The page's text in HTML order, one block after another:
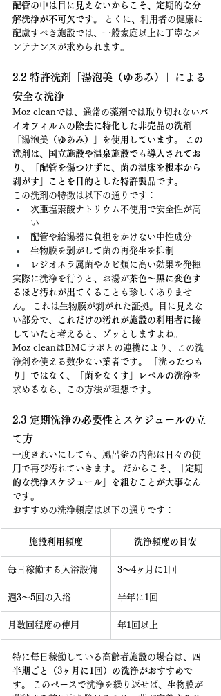
配管の中は目に見えないからこそ、定期的な分
解洗浄が不可欠です。
とくに、利用者の健康に
配慮すべき施設では、一般家庭以上に丁寧なメ
ンテナンスが求められます。
2.2 特許洗剤「湯泡美（ゆあみ）」による
安全な洗浄
Moz cleanでは、通常の薬剤では取り切れないバ
イオフィルムの除去に特化した非売品の洗剤
「湯泡美（ゆあみ）」を使用しています。 この
洗剤は、国立施設や温泉施設でも導入されてお
り、「配管を傷つけずに、菌の温床を根本から
剥がす」ことを目的とした特許製品です。
この洗剤の特徴は以下の通りです：
次亜塩素酸ナトリウム不使用で安全性が高
い
配管や給湯器に負担をかけない中性成分
生物膜を剥がして菌の再発生を抑制
レジオネラ属菌やカビ類に高い効果を発揮
実際に洗浄を行うと、お湯が茶色〜黒に変色す
るほど汚れが出てくる ことも珍しくありませ
ん。 これは生物膜が剥がれた証拠。目に見えな
い部分で、
これだけの汚れが施設の利用者に接
していた と考えると、ゾッとしますよね。
Moz cleanはBMCラボとの連携により、この洗
浄剤を使える数少ない業者です。
「洗ったつも
り」ではなく、「菌をなくす」レベルの洗浄を
求めるなら、この方法が理想です。
2.3 定期洗浄の必要性とスケジュールの立
て方
一度きれいにしても、風呂釜の内部は日々の使
用で再び汚れていきます。 だからこそ、
「定期
的な洗浄スケジュール」を組むことが大事なん
です。
おすすめの洗浄頻度は以下の通りです：
施設利用頻度 洗浄頻度の目安
毎日稼働する入浴設備 3〜4ヶ月に1回
週3〜5回の入浴 半年に1回
月数回程度の使用 年1回以上
特に毎日稼働している高齢者施設の場合は、 四
半期ごと（3ヶ月に1回）の洗浄がおすすめで
す。 このペースで洗浄を繰り返せば、生物膜が